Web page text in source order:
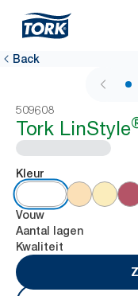
Back
509608
Tork LinStyle
Kleur
Vouw
Aantal lagen
Kwaliteit